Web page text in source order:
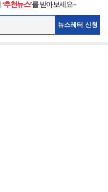
‘추천뉴스’를 받아보세요~
뉴스레터 신청